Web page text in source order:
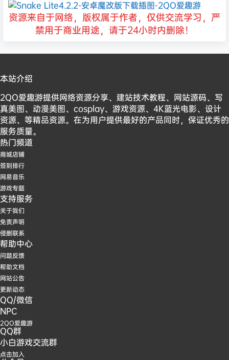
资源来自于网络，版权属于作者，仅供交流学习，严
禁用于商业用途，请于24小时内删除！
本站介绍
2QO爱趣游提供网络资源分享、建站技术教程、网站源码、写
真美图、动漫美图、cosplay、游戏资源、4K蓝光电影、设计
资源、等精品资源。在为用户提供最好的产品同时，保证优秀的
服务质量。
热门频道
商城店铺
签到排行
网易音乐
游戏专题
支持服务
关于我们
免责声明
侵删联系
帮助中心
问题反馈
帮助文档
网站公告
更新动态
QQ/微信
NPC
2QO爱趣游
QQ群
小白游戏交流群
点击加入